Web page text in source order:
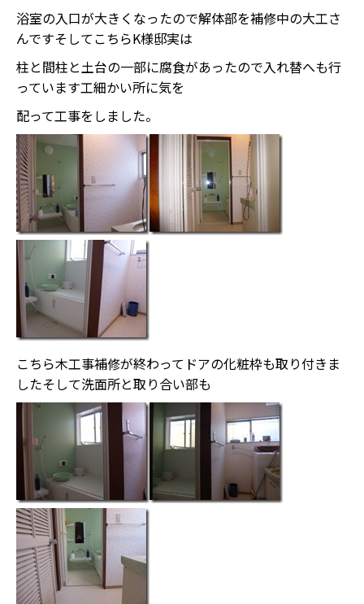
浴室の入口が大きくなったので解体部を補修中の大工さ
んですそしてこちらK様邸実は
柱と間柱と土台の一部に腐食があったので入れ替へも行
っています工細かい所に気を
配って工事をしました。
こちら木工事補修が終わってドアの化粧枠も取り付きま
したそして洗面所と取り合い部も